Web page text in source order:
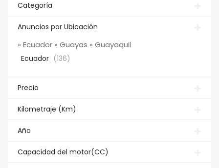
Categoría
Anuncios por Ubicación
» Ecuador » Guayas » Guayaquil
Ecuador (136)
Precio
Kilometraje (Km)
Año
Capacidad del motor(CC)